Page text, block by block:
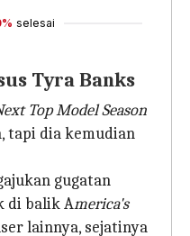
selesai
Tyra Banks
Top Model Season
tapi dia kemudian
gugatan
di balik America's
lainnya, sejatinya